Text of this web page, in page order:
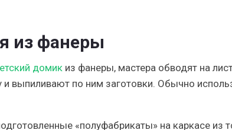
из фанеры
домик из фанеры, мастера обводят на
и выпиливают по ним заготовки. Обычно
«полуфабрикаты» на каркасе из